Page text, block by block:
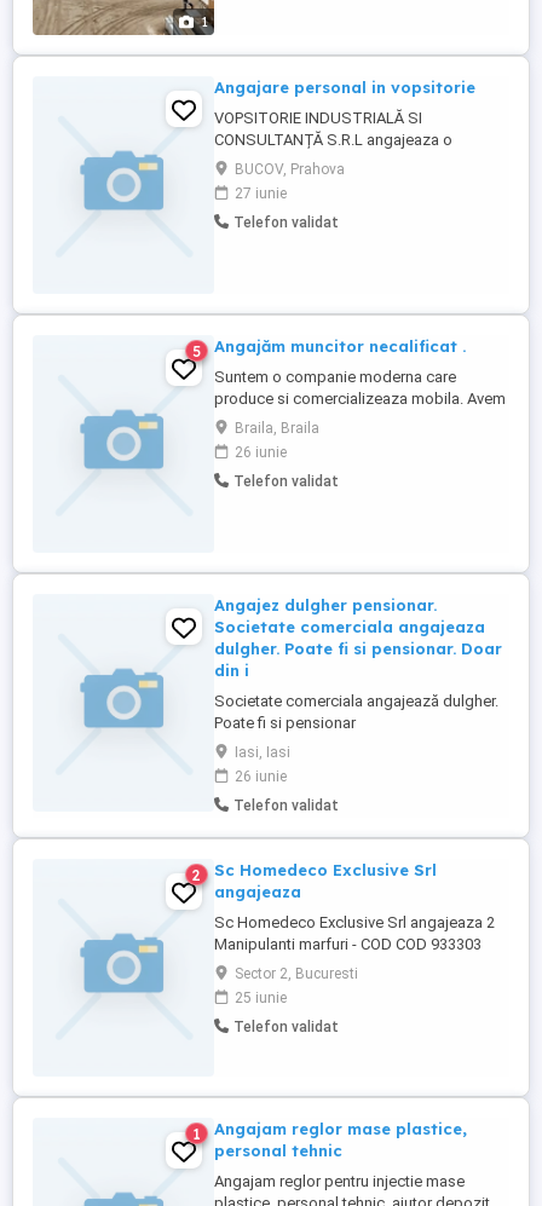
1
Angajare personal in vopsitorie
VOPSITORIE INDUSTRIALĂ SI
CONSULTANȚĂ S.R.L angajeaza o
persoana pe postul de curatitor sablator
Suntem un atelier de confecții metalice cu
focus pe design premium și execuții de
înaltă calitate. Lucrăm produse moderne,
BUCOV, Prahova
27 iunie
Telefon validat
5 Angajăm muncitor necalificat .
Suntem o companie moderna care
produce si comercializeaza mobila. Avem
nevoie : -muncitor necalificat Cerinte: -
permis auto; - seriozitate; - angajament pe
termen lung. Pentru mai multe detalii va
rugam apelati : George
Braila, Braila
26 iunie
Telefon validat
Angajez dulgher pensionar.
Societate comerciala angajeaza
dulgher. Poate fi si pensionar. Doar
din i
Societate comerciala angajează dulgher.
Poate fi si pensionar
Iasi, Iasi
26 iunie
Telefon validat
2
Sc Homedeco Exclusive Srl
angajeaza
Sc Homedeco Exclusive Srl angajeaza 2
Manipulanti marfuri - COD COD 933303
Salariu 2575 lei net Conditii bune de
munca
Sector 2, Bucuresti
25 iunie
Telefon validat
1
Angajam reglor mase plastice,
personal tehnic
Angajam reglor pentru injectie mase